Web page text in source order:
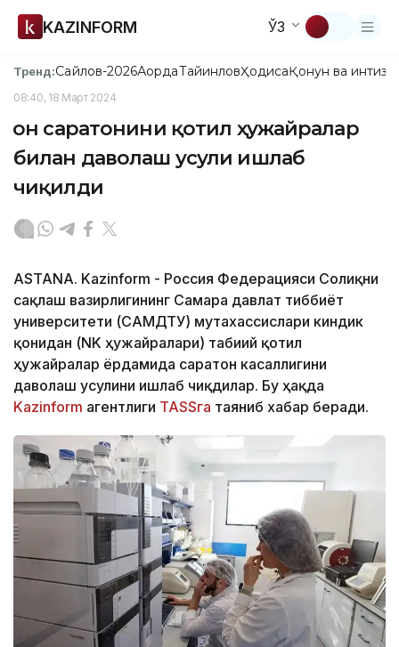
KAZINFORM ЎЗ
Тренд:Сайлов-2026АқордаТайинловҲодисаҚонун ва
08:40, 18 Март 2024
Қон саратонини қотил ҳужайралар
билан даволаш усули ишлаб
чиқилди
ASTANA. Kazinform - Россия Федерацияси Соғлиқни
сақлаш вазирлигининг Самара давлат тиббиёт
университети (САМДТУ) мутахассислари киндик
қонидан (NK ҳужайралари) табиий қотил
ҳужайралар ёрдамида саратон касаллигини
даволаш усулини ишлаб чиқдилар. Бу ҳақда
Kazinform агентлиги TASSга таяниб хабар беради.